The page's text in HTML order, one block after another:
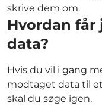
skrive dem om.
Hvordan får
data?
Hvis du vil i gang
modtaget data til
skal du søge igen.